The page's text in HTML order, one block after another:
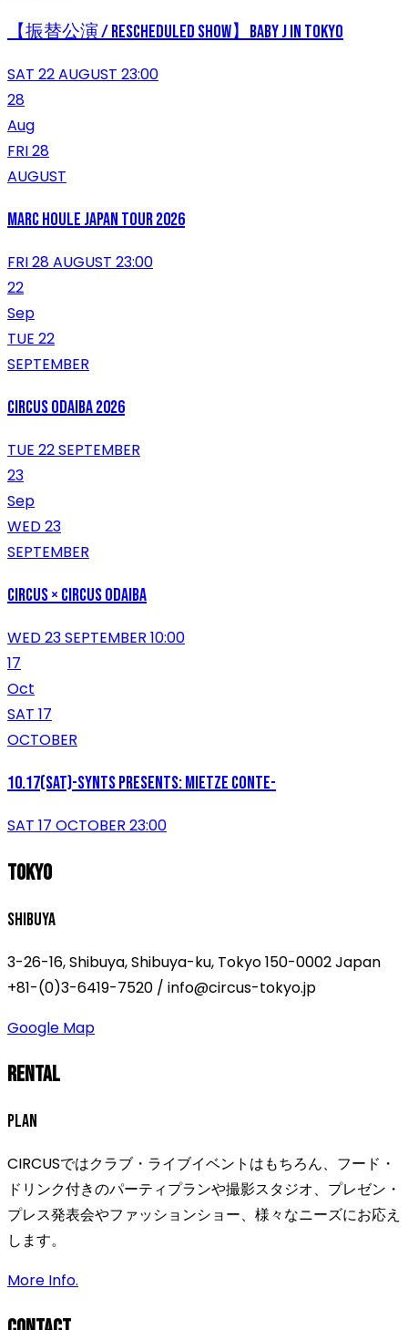
【振替公演 / Rescheduled show】Baby J in Tokyo
SAT 22 AUGUST 23:00
28
Aug
FRI 28
AUGUST
Marc Houle Japan Tour 2026
FRI 28 AUGUST 23:00
22
Sep
TUE 22
SEPTEMBER
CIRCUS ODAIBA 2026
TUE 22 SEPTEMBER
23
Sep
WED 23
SEPTEMBER
CIRCUS × CIRCUS ODAIBA
WED 23 SEPTEMBER 10:00
17
Oct
SAT 17
OCTOBER
10.17(SAT)-synts presents: Mietze Conte-
SAT 17 OCTOBER 23:00
TOKYO
SHIBUYA
3-26-16, Shibuya, Shibuya-ku, Tokyo 150-0002 Japan
+81-(0)3-6419-7520 / info@circus-tokyo.jp
Google Map
Rental
Plan
CIRCUSではクラブ・ライブイベントはもちろん、フード・
ドリンク付きのパーティプランや撮影スタジオ、プレゼン・
プレス発表会やファッションショー、様々なニーズにお応え
します。
More Info.